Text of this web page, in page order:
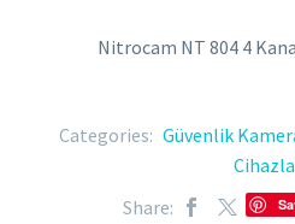
Nitrocam NT 804 4
Categories: Güvenlik
Share: